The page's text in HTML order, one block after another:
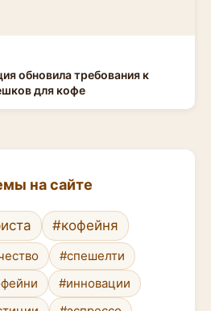
обновила требования к
для кофе
на сайте
#кофейня
#спешелти
#инновации